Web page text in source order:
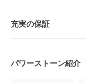
充実の保証
パワーストーン紹介